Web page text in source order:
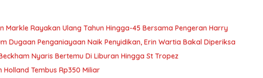
Markle Rayakan Ulang Tahun Hingga-45 Bersama Pengeran Harry
Dugaan Penganiayaan Naik Penyidikan, Erin Wartia Bakal Diperiksa
Nyaris Bertemu Di Liburan Hingga St Tropez
Holland Tembus Rp350 Miliar